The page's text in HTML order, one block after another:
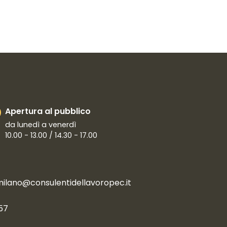
Apertura al pubblico
da lunedì a venerdì
10.00 - 13.00 / 14.30 - 17.00